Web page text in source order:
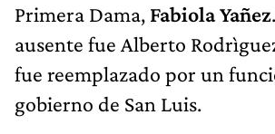
Primera Dama, Fabiola Yañez
ausente fue Alberto
fue reemplazado por un
gobierno de San Luis.